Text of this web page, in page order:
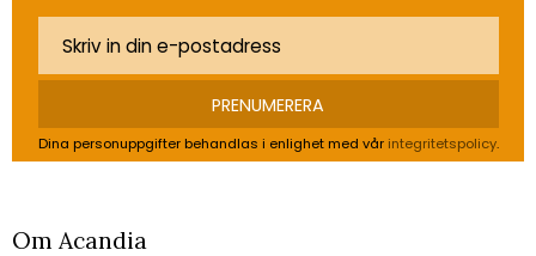
PRENUMERERA
Dina personuppgifter behandlas i enlighet med vår integritetspolicy.
Om Acandia